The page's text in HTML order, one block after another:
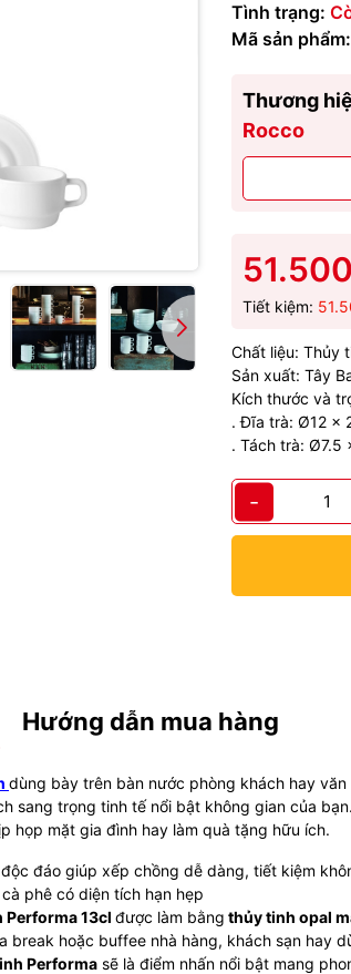
Tình trạng:
Mã sản phẩm:
Thương
Rocco
Tiết kiệm:
Chất liệu: Thủy
Sản xuất: Tây
Kích thước và
. Đĩa trà: Ø12 x
. Tách trà: Ø7.5
-
Hướng dẫn mua hàng
dùng bày trên bàn nước phòng khách hay
sang trọng tinh tế nổi bật không gian của
họp mặt gia đình hay làm quà tặng hữu ích.
đáo giúp xếp chồng dễ dàng, tiết kiệm
phê có diện tích hạn hẹp
Performa 13cl được làm bằng thủy tinh opal
break hoặc buffee nhà hàng, khách sạn hay
Performa sẽ là điểm nhấn nổi bật mang